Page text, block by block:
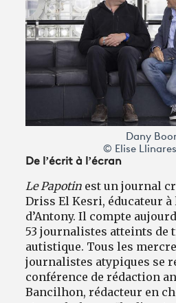
Dany
© Elise
De l’écrit à l’écran
Le Papotin est un journal
Driss El Kesri, éducateur
d’Antony. Il compte
53 journalistes atteints de
autistique. Tous les
journalistes atypiques se
conférence de rédaction
Bancilhon, rédacteur en